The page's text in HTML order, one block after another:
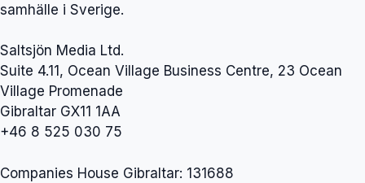
samhälle i Sverige.
Saltsjön Media Ltd.
Suite 4.11, Ocean Village Business Centre, 23 Ocean
Village Promenade
Gibraltar GX11 1AA
+46 8 525 030 75
Companies House Gibraltar: 131688